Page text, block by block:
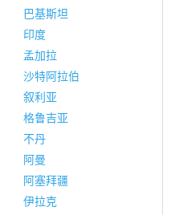
巴基斯坦
印度
孟加拉
沙特阿拉伯
叙利亚
格鲁吉亚
不丹
阿曼
阿塞拜疆
伊拉克